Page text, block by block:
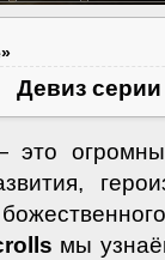
Девиз
это
мы